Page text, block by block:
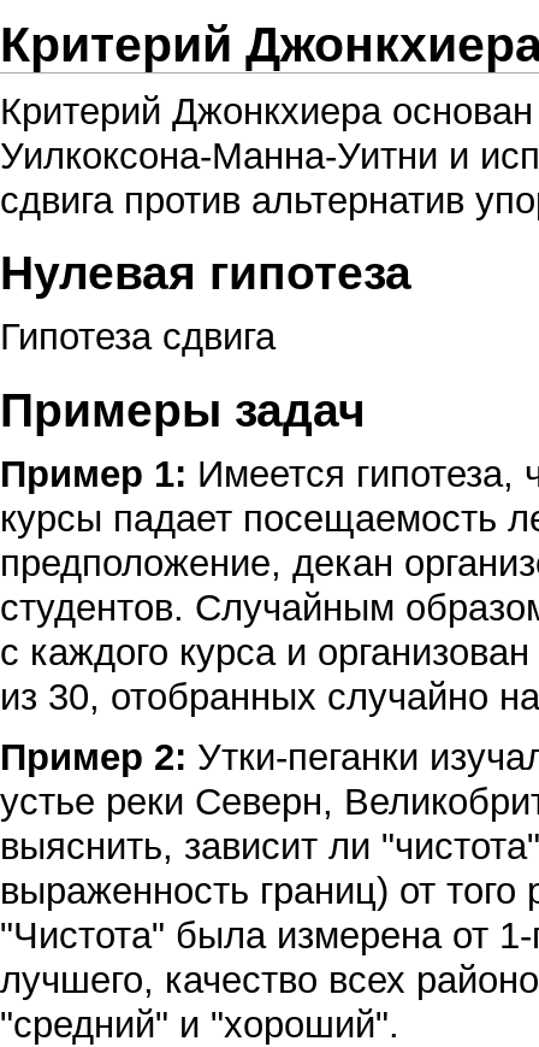
Критерий
Критерий Джонкхиераоснован
Уилкоксона-Манна-Уитни и
сдвигапротив альтернатив
Нулевая гипотеза
Гипотеза сдвига
Примеры задач
Пример 1: Имеется
курсы падает посещаемость
предположение, декан
студентов. Случайным
с каждого курса и
из 30, отобранных случайно
Пример 2: Утки-пеганки
устье реки Северн,
выяснить, зависит ли
выраженность границ) от
"Чистота" была измерена от
лучшего, качество всех
"средний" и "хороший".